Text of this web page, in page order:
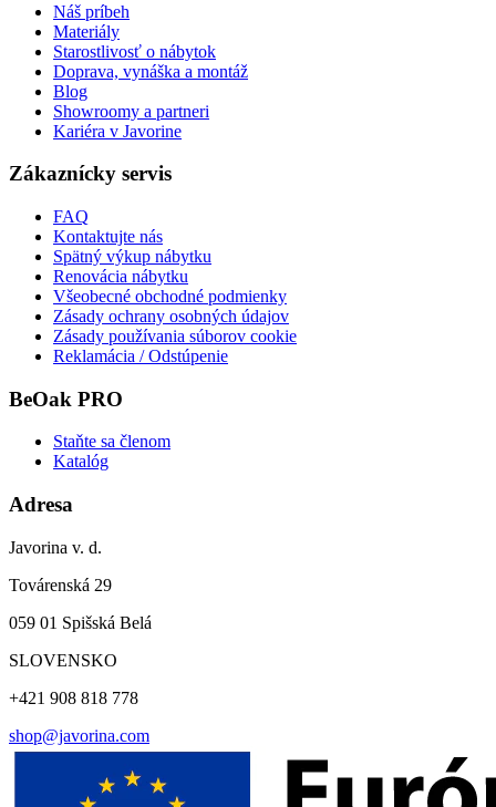
Náš príbeh
Materiály
Starostlivosť o nábytok
Doprava, vynáška a montáž
Blog
Showroomy a partneri
Kariéra v Javorine
Zákaznícky servis
FAQ
Kontaktujte nás
Spätný výkup nábytku
Renovácia nábytku
Všeobecné obchodné podmienky
Zásady ochrany osobných údajov
Zásady používania súborov cookie
Reklamácia / Odstúpenie
BeOak PRO
Staňte sa členom
Katalóg
Adresa
Javorina v. d.
Továrenská 29
059 01 Spišská Belá
SLOVENSKO
+421 908 818 778
shop@javorina.com